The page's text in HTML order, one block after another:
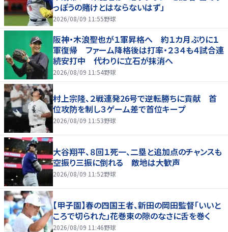
っぽうの賭けとはならないはず」
2026/08/09 11:55野球
阪神・木浪聖也が１軍昇格へ 約１カ月ぶりに１
軍復帰 ファーム降格後は打率・２３４も４試合連
続安打中 代わりに立石が抹消へ
2026/08/09 11:54野球
村上宗隆、２戦連発26号で逆転勝ちに貢献 首
位攻防を制し３ゲーム差で首位キープ
2026/08/09 11:53野球
大谷翔平、８回１死一、二塁と追加点のチャンスも
空振り三振に倒れる 敵地は大歓声
2026/08/09 11:52野球
【甲子園】春の四国王者、新田の岡田監督「いいと
ころで切られた」花巻東の隙のなさに舌を巻く
2026/08/09 11:46野球